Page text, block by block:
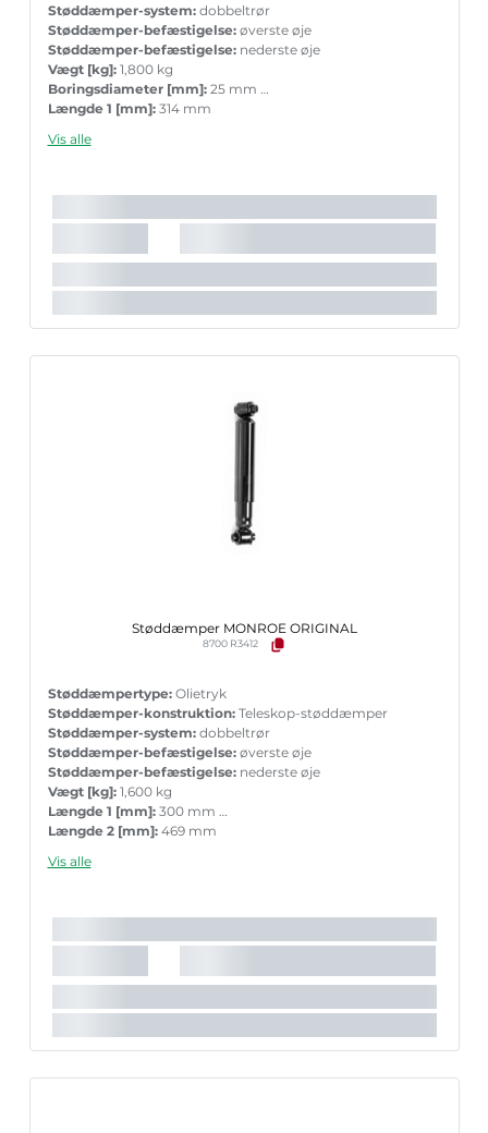
Støddæmper-system:dobbeltrør
Støddæmper-befæstigelse:øverste øje
Støddæmper-befæstigelse:nederste øje
Vægt [kg]:1,800 kg
Boringsdiameter [mm]:25 mm
Længde 1 [mm]:314 mm
Garanti:
Indpakningsbredde [cm]:7,2 cm
Vis alle
Støddæmper MONROE ORIGINAL
8700 R3412
Støddæmpertype:Olietryk
Støddæmper-konstruktion:Teleskop-støddæmper
Støddæmper-system:dobbeltrør
Støddæmper-befæstigelse:øverste øje
Støddæmper-befæstigelse:nederste øje
Vægt [kg]:1,600 kg
Længde 1 [mm]:300 mm
Længde 2 [mm]:469 mm
Indpakningslængde [cm]:
Vis alle